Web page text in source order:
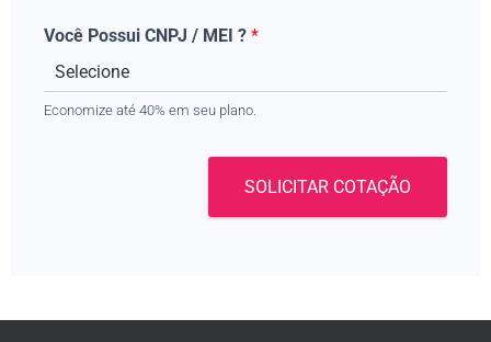
Você Possui CNPJ / MEI ? *
Economize até 40% em seu plano.
SOLICITAR COTAÇÃO